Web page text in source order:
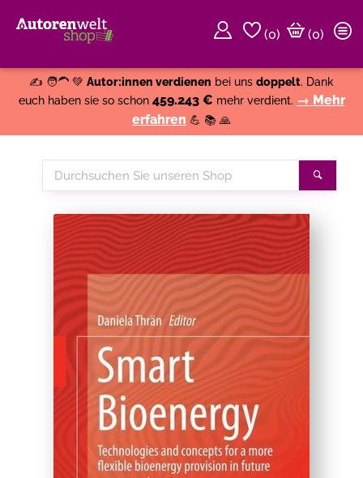
(0)
(0)
✍️ 🧑‍🦱 💚 Autor:innen verdienen bei uns doppelt. Dank
euch haben sie so schon 459.243 € mehr verdient. → Mehr
erfahren 💪 📚 🙏
Durchsuchen
Sie